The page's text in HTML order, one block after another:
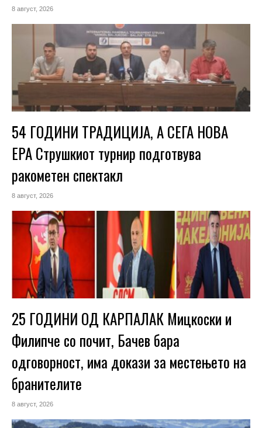
8 август, 2026
54 ГОДИНИ ТРАДИЦИЈА, А СЕГА НОВА
ЕРА Струшкиот турнир подготвува
ракометен спектакл
8 август, 2026
25 ГОДИНИ ОД КАРПАЛАК Мицкоски и
Филипче со почит, Бачев бара
одговорност, има докази за местењето на
бранителите
8 август, 2026